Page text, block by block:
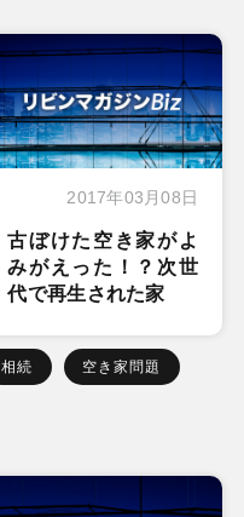
2017年03月08日
古ぼけた空き家がよ
みがえった！？次世
代で再生された家
相続 空き家問題